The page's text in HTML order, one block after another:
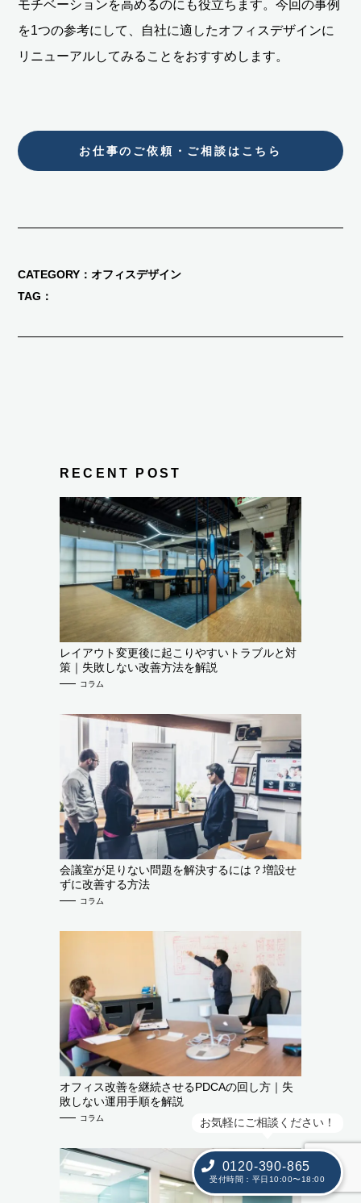
お気軽にご相談ください！
0120-390-865
受付時間：平日10:00〜18:00
RECENT POST
レイアウト変更後に起こりやすいトラブルと対
策｜失敗しない改善方法を解説
コラム
会議室が足りない問題を解決するには？増設せ
ずに改善する方法
コラム
オフィス改善を継続させるPDCAの回し方｜失
敗しない運用手順を解説
コラム
モチベーションを高めるのにも役立ちます。今回の事例
を1つの参考にして、自社に適したオフィスデザインに
リニューアルしてみることをおすすめします。
お仕事のご依頼・ご相談はこちら
CATEGORY
オフィスデザイン
TAG